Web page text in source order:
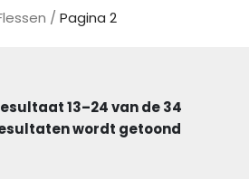
/ Pagina 2
13–24 van de 34
wordt getoond